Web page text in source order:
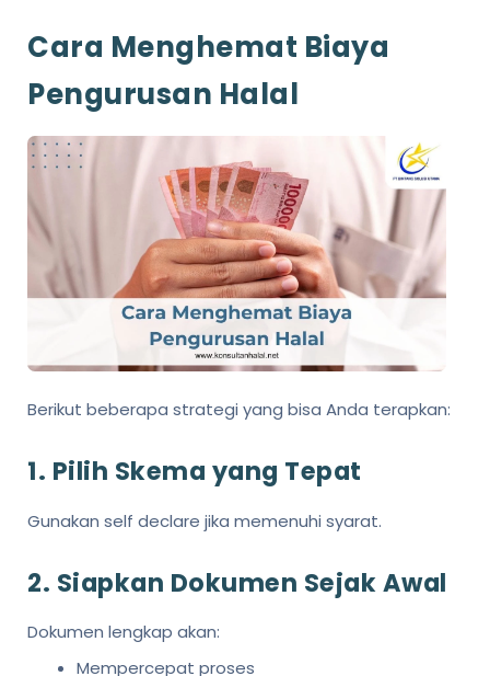
Cara Menghemat Biaya
Pengurusan Halal
Berikut beberapa strategi yang bisa Anda terapkan:
1. Pilih Skema yang Tepat
Gunakan self declare jika memenuhi syarat.
2. Siapkan Dokumen Sejak Awal
Dokumen lengkap akan:
Mempercepat proses